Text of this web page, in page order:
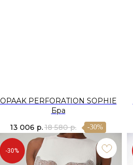
OPAAK PERFORATION SOPHIE
Бра
13 006 р. 18 580 р. -30%
-30%